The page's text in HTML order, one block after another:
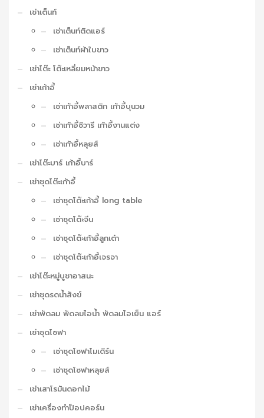
เช่าเต็นท์
เช่าเต็นท์ติดแอร์
เช่าเต็นท์ผ้าใบขาว
เช่าโต๊ะ โต๊ะเหลี่ยมหน้าขาว
เช่าเก้าอี้
เช่าเก้าอี้พลาสติก เก้าอี้บุนวม
เช่าเก้าอี้ชิวารี เก้าอี้งานแต่ง
เช่าเก้าอี้หลุยส์
เช่าโต๊ะบาร์ เก้าอี้บาร์
เช่าชุดโต๊ะเก้าอี้
เช่าชุดโต๊ะเก้าอี้ long table
เช่าชุดโต๊ะจีน
เช่าชุดโต๊ะเก้าอี้ลูกเต๋า
เช่าชุดโต๊ะเก้าอี้เจรจา
เช่าโต๊ะหมู่บูชาอาสนะ
เช่าชุดรดน้ำสังข์
เช่าพัดลม พัดลมไอน้ำ พัดลมไอเย็น แอร์
เช่าชุดโซฟา
เช่าชุดโซฟาโมเดิร์น
เช่าชุดโซฟาหลุยส์
เช่าเสาโรมันดอกไม้
เช่าเครื่องทำป็อปคอร์น